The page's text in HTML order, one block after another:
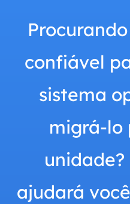
confiável
sistema
migrá-lo
ajudará